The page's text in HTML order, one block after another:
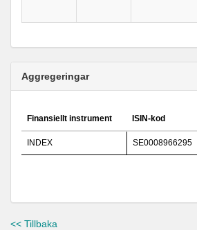
Aggregeringar
Finansiellt instrument ISIN-kod
INDEX SE0008966295
<< Tillbaka